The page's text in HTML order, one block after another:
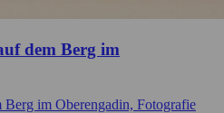
dem Berg im
Berg im Oberengadin, Fotografie